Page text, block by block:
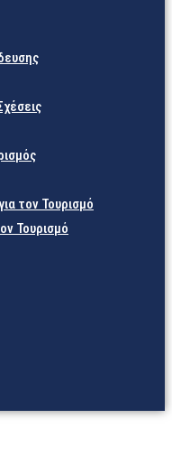
τον Τουρισμό
Τουρισμό